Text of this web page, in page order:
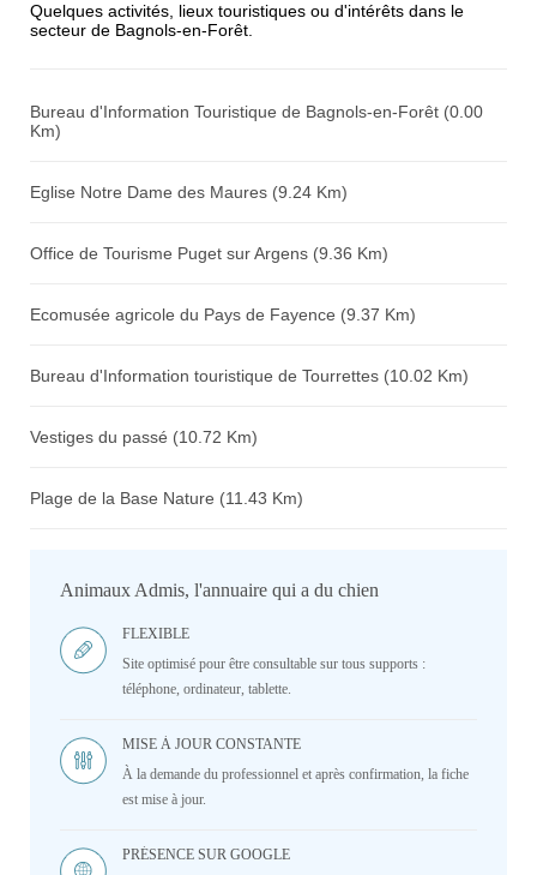
Quelques activités, lieux touristiques ou d'intérêts dans le
secteur de Bagnols-en-Forêt.
Bureau d'Information Touristique de Bagnols-en-Forêt (0.00
Km)
Eglise Notre Dame des Maures (9.24 Km)
Office de Tourisme Puget sur Argens (9.36 Km)
Ecomusée agricole du Pays de Fayence (9.37 Km)
Bureau d'Information touristique de Tourrettes (10.02 Km)
Vestiges du passé (10.72 Km)
Plage de la Base Nature (11.43 Km)
Animaux Admis, l'annuaire qui a du chien
FLEXIBLE
Site optimisé pour être consultable sur tous supports :
téléphone, ordinateur, tablette.
MISE À JOUR CONSTANTE
À la demande du professionnel et après confirmation, la fiche
est mise à jour.
PRÉSENCE SUR GOOGLE